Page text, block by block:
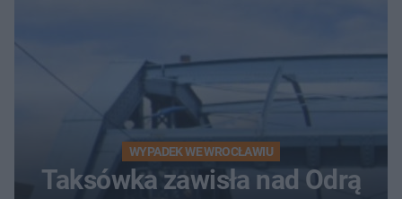
WYPADEK WE WROCŁAWIU
Taksówka zawisła nad Odrą